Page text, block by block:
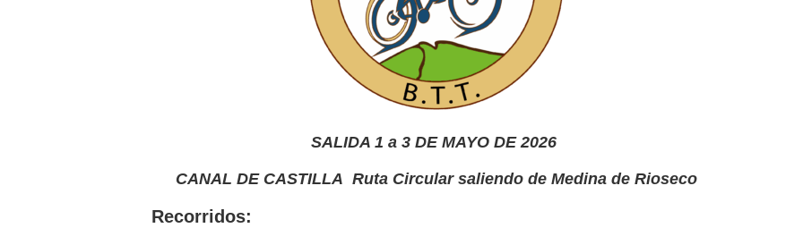
SALIDA 1 a 3 DE MAYO DE 2026
CANAL DE CASTILLA Ruta Circular saliendo de Medina de Rioseco
Recorridos: